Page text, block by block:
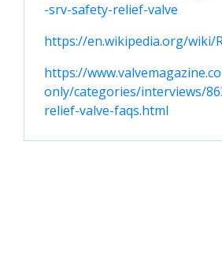
-srv-safety-relief-valve
https://en.wikipedia.org/wiki/
https://
only/categories/interviews/
relief-valve-faqs.html